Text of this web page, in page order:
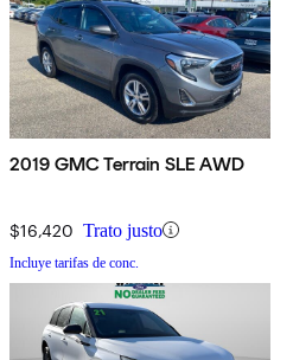
2019 GMC Terrain SLE AWD
$16,420 Trato justo
Incluye tarifas de conc.